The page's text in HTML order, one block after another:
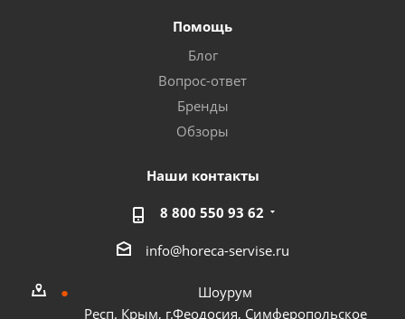
Помощь
Блог
Вопрос-ответ
Бренды
Обзоры
Наши контакты
8 800 550 93 62
info@horeca-servise.ru
Шоурум
Респ. Крым, г.Феодосия, Симферопольское